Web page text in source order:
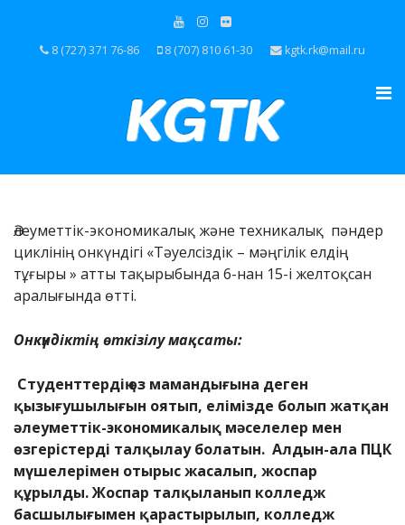
8 (727) 371 76-86 8 (707) 810 61-30 kgtk.rk@mail.ru
Әлеуметтік-экономикалық және техникалық пәндер
циклінің онкүндігі «Тәуелсіздік – мәңгілік елдің
тұғыры » атты тақырыбында 6-нан 15-і желтоқсан
аралығында өтті.
Онкүндіктің өткізілу мақсаты:
Студенттердің өз мамандығына деген
қызығушылығын оятып, елімізде болып жатқан
әлеуметтік-экономикалық мәселелер мен
өзгерістерді талқылау болатын. Алдын-ала ПЦК
мүшелерімен отырыс жасалып, жоспар
құрылды. Жоспар талқыланып колледж
басшылығымен қарастырылып, колледж